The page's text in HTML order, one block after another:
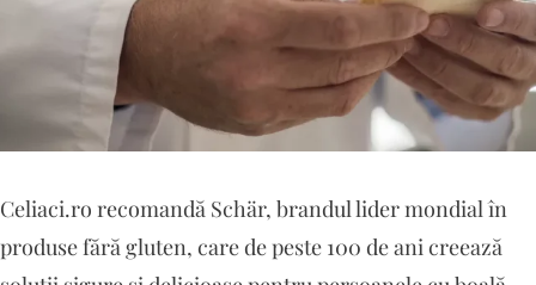
Celiaci.ro recomandă Schär, brandul lider mondial în
produse fără gluten, care de peste 100 de ani creează